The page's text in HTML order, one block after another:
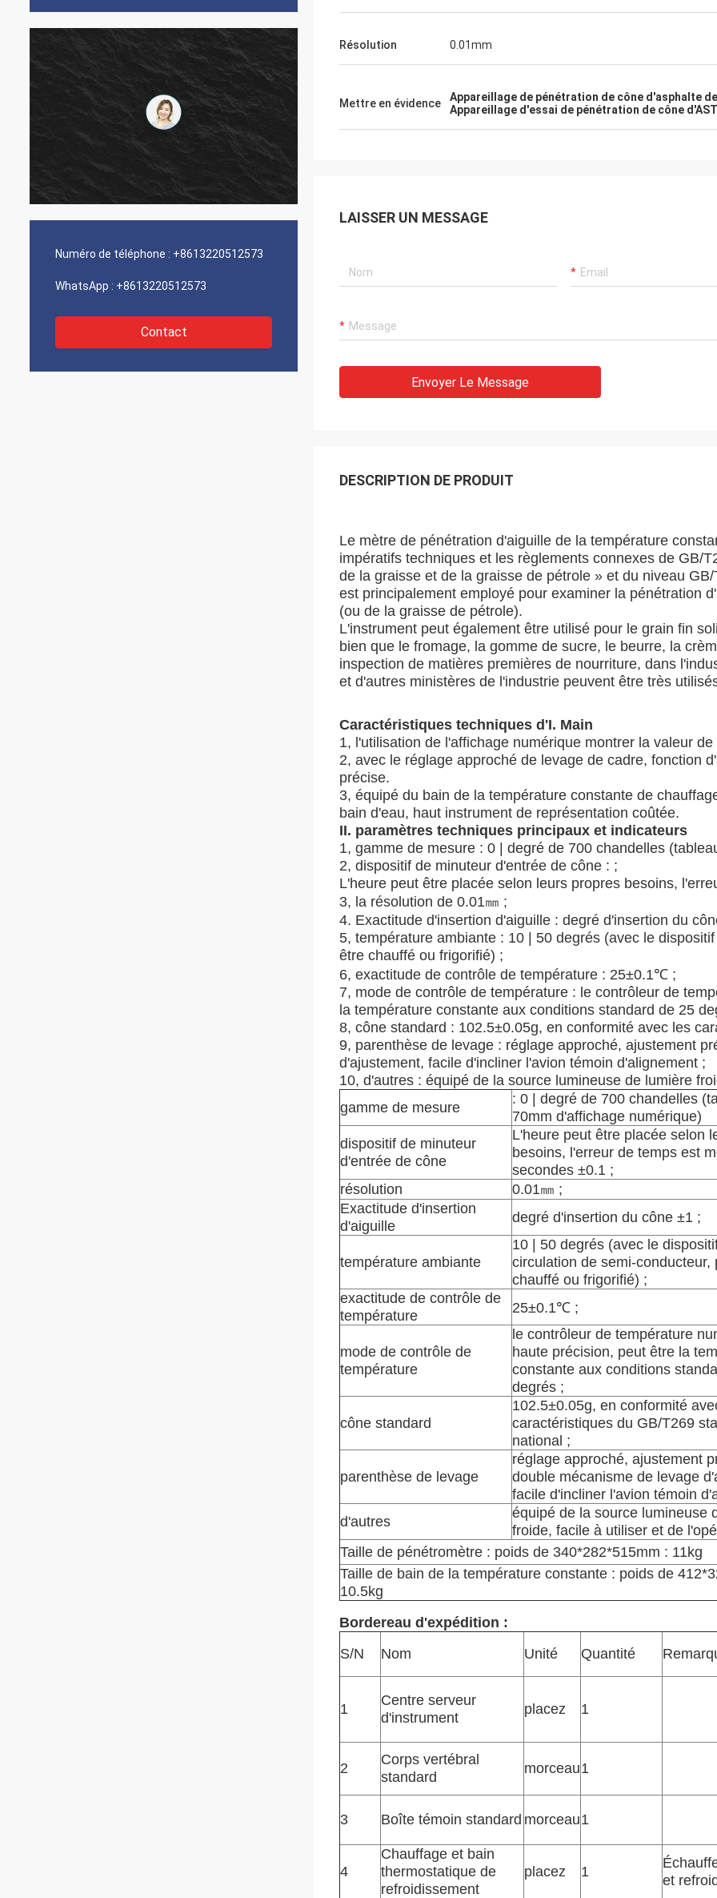
Numéro de téléphone : +8613220512573
WhatsApp : +8613220512573
Contact
Résolution 0.01mm
Mettre en évidence Appareillage de pénétration de cône d'asphalte
Appareillage d'essai de pénétration de cône
LAISSER UN MESSAGE
Envoyer Le Message
DESCRIPTION DE PRODUIT
Le mètre de pénétration d'aiguille de la température
impératifs techniques et les règlements connexes de GB/
de la graisse et de la graisse de pétrole » et du niveau
est principalement employé pour examiner la pénétration
(ou de la graisse de pétrole).
L'instrument peut également être utilisé pour le grain fin
bien que le fromage, la gomme de sucre, le beurre, la
inspection de matières premières de nourriture, dans
et d'autres ministères de l'industrie peuvent être très
Caractéristiques techniques d'I. Main
1, l'utilisation de l'affichage numérique montrer la valeur
2, avec le réglage approché de levage de cadre, fonction
précise.
3, équipé du bain de la température constante de
bain d'eau, haut instrument de représentation coûtée.
II. paramètres techniques principaux et indicateurs
1, gamme de mesure : 0 | degré de 700 chandelles
2, dispositif de minuteur d'entrée de cône : ;
L'heure peut être placée selon leurs propres besoins,
3, la résolution de 0.01㎜ ;
4. Exactitude d'insertion d'aiguille : degré d'insertion du
5, température ambiante : 10 | 50 degrés (avec le
être chauffé ou frigorifié) ;
6, exactitude de contrôle de température : 25±0.1℃ ;
7, mode de contrôle de température : le contrôleur de
la température constante aux conditions standard de 25
8, cône standard : 102.5±0.05g, en conformité avec les
9, parenthèse de levage : réglage approché, ajustement
d'ajustement, facile d'incliner l'avion témoin d'alignement ;
10, d'autres : équipé de la source lumineuse de lumière
gamme de mesure
: 0 | degré de 700 chandelles
70mm d'affichage numérique)
dispositif de minuteur
d'entrée de cône
L'heure peut être placée selon
besoins, l'erreur de temps est
secondes ±0.1 ;
résolution
0.01㎜ ;
Exactitude d'insertion
d'aiguille
degré d'insertion du cône ±1 ;
température ambiante
10 | 50 degrés (avec le
circulation de semi-conducteur,
chauffé ou frigorifié) ;
exactitude de contrôle de
température
25±0.1℃ ;
mode de contrôle de
température
le contrôleur de température
haute précision, peut être la
constante aux conditions
degrés ;
cône standard
102.5±0.05g, en conformité
caractéristiques du GB/T269
national ;
parenthèse de levage
réglage approché, ajustement
double mécanisme de levage
facile d'incliner l'avion témoin
d'autres
équipé de la source lumineuse
froide, facile à utiliser et de
Taille de pénétromètre : poids de 340*282*515mm : 11kg
Taille de bain de la température constante : poids de
10.5kg
Bordereau d'expédition :
S/N
Nom Unité Quantité
1
Centre serveur
d'instrument
placez 1
2
Corps vertébral
standard
morceau1
3 Boîte témoin standard morceau1
4
Chauffage et bain
thermostatique de
refroidissement
placez 1
et